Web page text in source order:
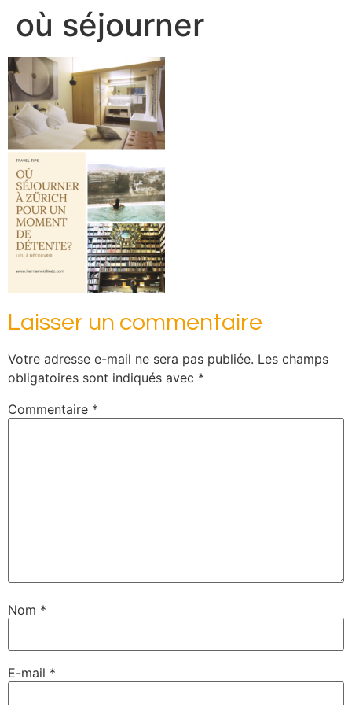
où séjourner
Laisser un commentaire
Votre adresse e-mail ne sera pas publiée. Les champs
obligatoires sont indiqués avec *
Commentaire *
Nom *
E-mail *